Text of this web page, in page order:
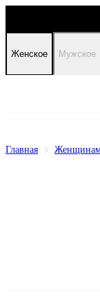
Женское Мужское
Главная